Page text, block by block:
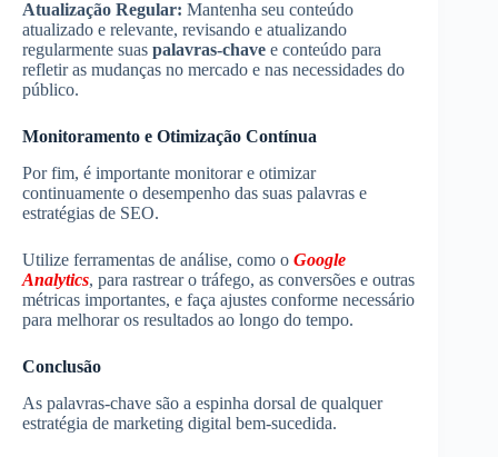
Atualização Regular: Mantenha seu conteúdo
atualizado e relevante, revisando e atualizando
regularmente suas palavras-chave e conteúdo para
refletir as mudanças no mercado e nas necessidades do
público.
Monitoramento e Otimização Contínua
Por fim, é importante monitorar e otimizar
continuamente o desempenho das suas palavras e
estratégias de SEO.
Utilize ferramentas de análise, como o Google
Analytics, para rastrear o tráfego, as conversões e outras
métricas importantes, e faça ajustes conforme necessário
para melhorar os resultados ao longo do tempo.
Conclusão
As palavras-chave são a espinha dorsal de qualquer
estratégia de marketing digital bem-sucedida.